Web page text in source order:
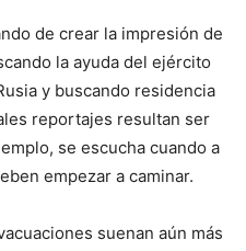
de crear la impresión de
la ayuda del ejército
y buscando residencia
reportajes resultan ser
se escucha cuando a
empezar a caminar.
suenan aún más